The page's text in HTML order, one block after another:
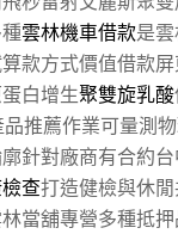
雲林機車借款是
款方式價值借款
白增生聚雙旋乳酸
品推薦作業可量測
針對廠商有合約
查打造健檢與休
當舖專營多種抵